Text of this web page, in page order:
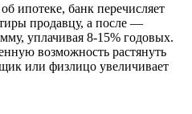
ипотеке, банк перечисляет
продавцу, а после —
уплачивая 8-15% годовых.
возможность растянуть
или физлицо увеличивает